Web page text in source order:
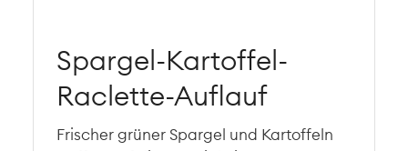
Spargel-Kartoffel-
Raclette-Auflauf
Frischer grüner Spargel und Kartoffeln